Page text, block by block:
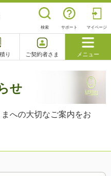
検索 サポート マイページ
り ご契約者さま メニュー
閉じる
せ
への大切なご案内をお